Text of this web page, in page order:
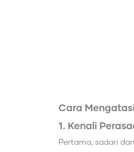
Cara
1. Kenali
Pertama, sadari